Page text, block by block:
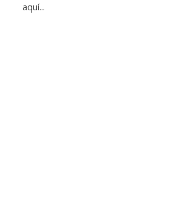
aquí...